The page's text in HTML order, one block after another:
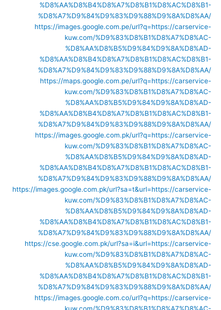
%D8%AA%D8%B4%D8%A7%D8%B1%D8%AC%D8%B1-
%D8%A7%D9%84%D9%83%D9%88%D9%8A%D8%AA/
https://images.google.com.pe/url?q=https://carservice-
kuw.com/%D9%83%D8%B1%D8%A7%D8%AC-
%D8%AA%D8%B5%D9%84%D9%8A%D8%AD-
%D8%AA%D8%B4%D8%A7%D8%B1%D8%AC%D8%B1-
%D8%A7%D9%84%D9%83%D9%88%D9%8A%D8%AA/
https://maps.google.com.pe/url?q=https://carservice-
kuw.com/%D9%83%D8%B1%D8%A7%D8%AC-
%D8%AA%D8%B5%D9%84%D9%8A%D8%AD-
%D8%AA%D8%B4%D8%A7%D8%B1%D8%AC%D8%B1-
%D8%A7%D9%84%D9%83%D9%88%D9%8A%D8%AA/
https://images.google.com.pk/url?q=https://carservice-
kuw.com/%D9%83%D8%B1%D8%A7%D8%AC-
%D8%AA%D8%B5%D9%84%D9%8A%D8%AD-
%D8%AA%D8%B4%D8%A7%D8%B1%D8%AC%D8%B1-
%D8%A7%D9%84%D9%83%D9%88%D9%8A%D8%AA/
https://images.google.com.pk/url?sa=t&url=https://carservice-
kuw.com/%D9%83%D8%B1%D8%A7%D8%AC-
%D8%AA%D8%B5%D9%84%D9%8A%D8%AD-
%D8%AA%D8%B4%D8%A7%D8%B1%D8%AC%D8%B1-
%D8%A7%D9%84%D9%83%D9%88%D9%8A%D8%AA/
https://cse.google.com.pk/url?sa=i&url=https://carservice-
kuw.com/%D9%83%D8%B1%D8%A7%D8%AC-
%D8%AA%D8%B5%D9%84%D9%8A%D8%AD-
%D8%AA%D8%B4%D8%A7%D8%B1%D8%AC%D8%B1-
%D8%A7%D9%84%D9%83%D9%88%D9%8A%D8%AA/
https://images.google.com.co/url?q=https://carservice-